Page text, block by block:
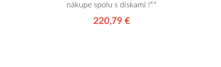
nákupe spolu s diskami !**
220,79 €